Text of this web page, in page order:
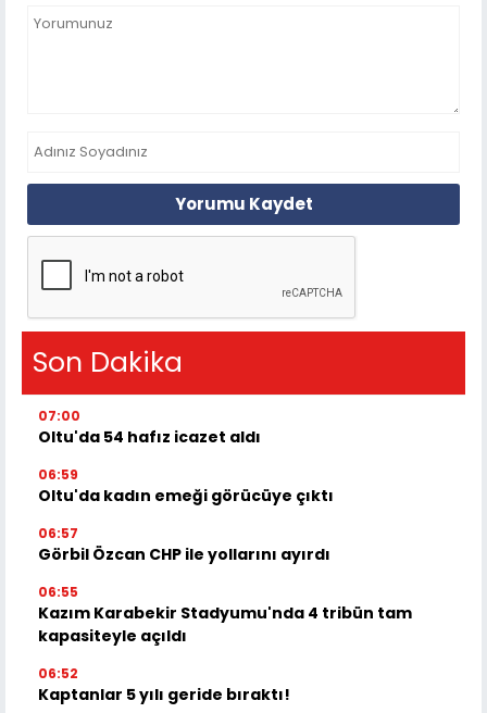
Yorumu Kaydet
Son Dakika
07:00
Oltu'da 54 hafız icazet aldı
06:59
Oltu'da kadın emeği görücüye çıktı
06:57
Görbil Özcan CHP ile yollarını ayırdı
06:55
Kazım Karabekir Stadyumu'nda 4 tribün tam
kapasiteyle açıldı
06:52
Kaptanlar 5 yılı geride bıraktı!